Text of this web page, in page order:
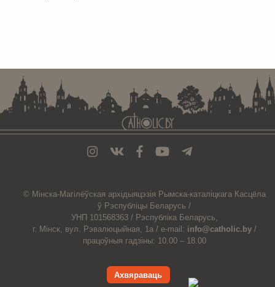
© Мiнска-Магiлёўская архiдыяцэзiя Рымска-каталіцкага Касцёла
ў Рэспубліцы Беларусь /
УНП 101568363 / Рэспубліка Беларусь,
г. Мінск, вул. Рэвалюцыйная, 1а / e-mail: info@catholic.by /
працоўныя гадзіны: 10.00 – 18.00
Ахвяраваць